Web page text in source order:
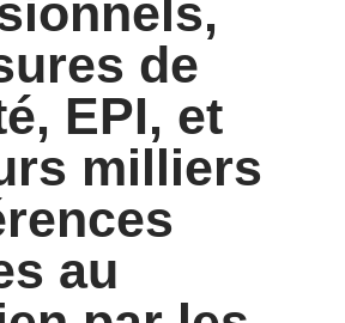
de
EPI, et
milliers
au